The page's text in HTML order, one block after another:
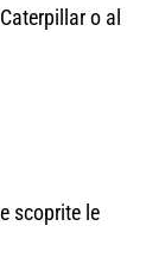
o al
scoprite le